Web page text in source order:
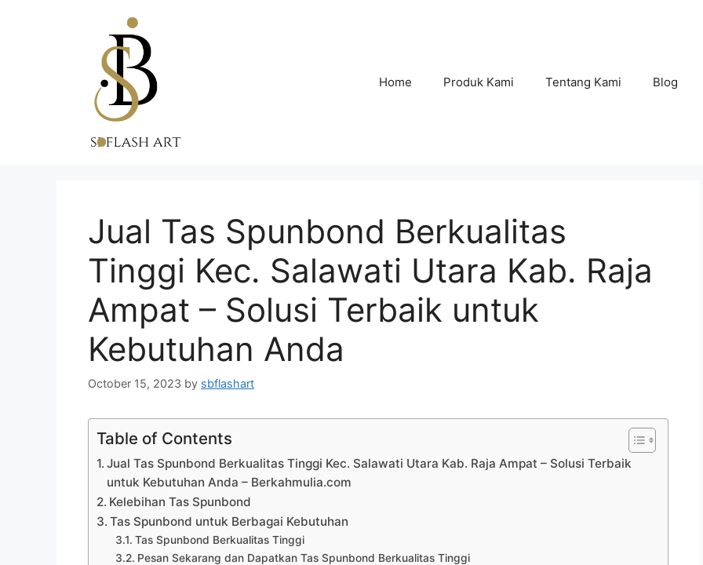
Home Produk Kami Tentang Kami Blog
Jual Tas Spunbond Berkualitas
Tinggi Kec. Salawati Utara Kab. Raja
Ampat – Solusi Terbaik untuk
Kebutuhan Anda
October 15, 2023 by sbflashart
Table of Contents
Jual Tas Spunbond Berkualitas Tinggi Kec. Salawati Utara Kab. Raja Ampat – Solusi Terbaik
untuk Kebutuhan Anda – Berkahmulia.com
Kelebihan Tas Spunbond
Tas Spunbond untuk Berbagai Kebutuhan
Tas Spunbond Berkualitas Tinggi
Pesan Sekarang dan Dapatkan Tas Spunbond Berkualitas Tinggi